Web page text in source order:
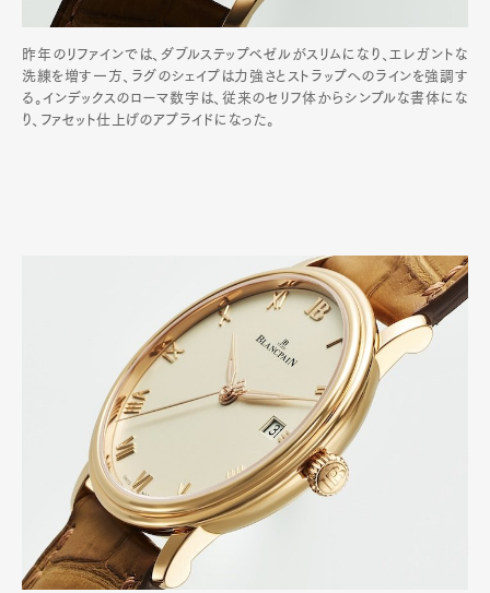
昨年のリファインでは、ダブルステップベゼルがスリムになり、エレガントな
洗練を増す一方、ラグのシェイプは力強さとストラップへのラインを強調す
る。インデックスのローマ数字は、従来のセリフ体からシンプルな書体にな
り、ファセット仕上げのアプライドになった。